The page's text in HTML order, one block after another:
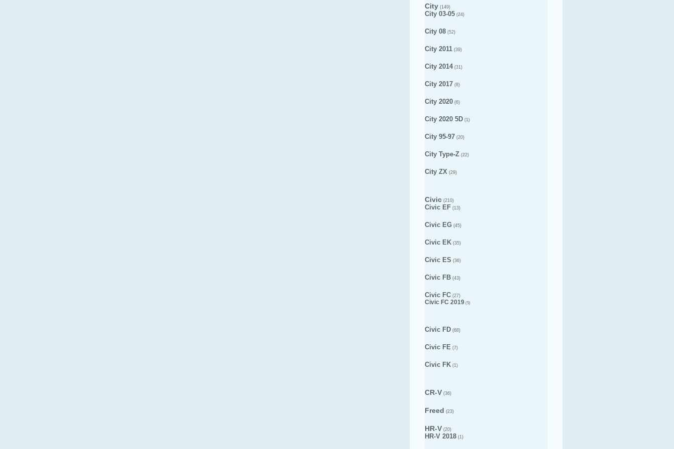
City (149)
City 03-05 (24)
City 08 (52)
City 2011 (39)
City 2014(31)
City 2017 (8)
City 2020 (6)
City 2020 5D (1)
City 95-97 (20)
City Type-Z (22)
City ZX (29)
Civic (210)
Civic EF (13)
Civic EG (45)
Civic EK (35)
Civic ES (36)
Civic FB (43)
Civic FC (27)
Civic FC 2019 (5)
Civic FD (68)
Civic FE (7)
Civic FK (1)
CR-V (36)
Freed (23)
HR-V (20)
HR-V 2018 (1)